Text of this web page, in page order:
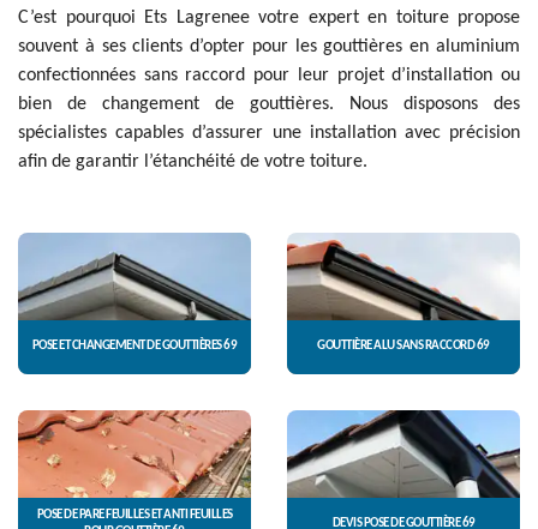
C’est pourquoi Ets Lagrenee votre expert en toiture propose
souvent à ses clients d’opter pour les gouttières en aluminium
confectionnées sans raccord pour leur projet d’installation ou
bien de changement de gouttières. Nous disposons des
spécialistes capables d’assurer une installation avec précision
afin de garantir l’étanchéité de votre toiture.
POSE ET CHANGEMENT DE GOUTTIÈRES 69 GOUTTIÈRE ALU SANS RACCORD 69
POSE DE PARE FEUILLES ET ANTI FEUILLES
DEVIS POSE DE GOUTTIÈRE 69